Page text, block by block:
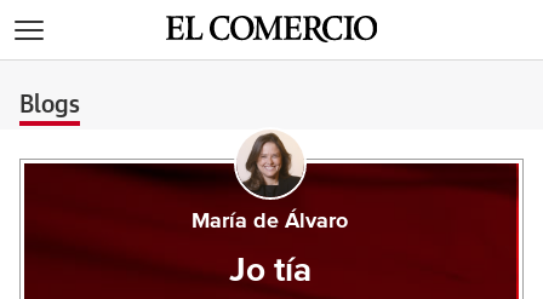
Blogs
María de Álvaro
Jo tía